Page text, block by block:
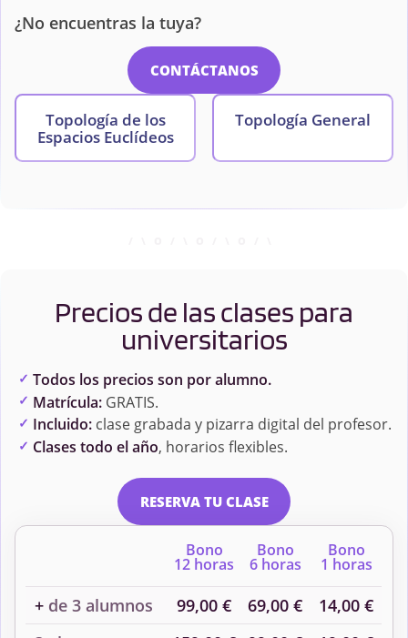
¿No encuentras la tuya?
CONTÁCTANOS
Topología de los
Espacios Euclídeos
Topología General
Precios de las clases para
universitarios
Todos los precios son por alumno.
Matrícula:GRATIS.
Incluido:clase grabada y pizarra digital del profesor.
Clases todo el año, horarios flexibles.
RESERVA TU CLASE
Bono
12 horas
Bono
6 horas
Bono
1 horas
+ de 3 alumnos 99,00 € 69,00 €
14,00 €